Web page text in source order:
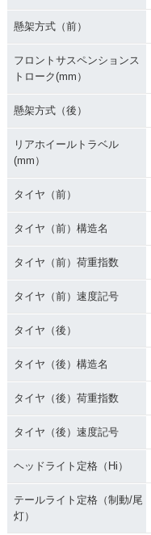
懸架方式（前）
フロントサスペンションス
トローク(mm）
懸架方式（後）
リアホイールトラベル
(mm）
タイヤ（前）
タイヤ（前）構造名
タイヤ（前）荷重指数
タイヤ（前）速度記号
タイヤ（後）
タイヤ（後）構造名
タイヤ（後）荷重指数
タイヤ（後）速度記号
ヘッドライト定格（Hi）
テールライト定格（制動/尾
灯）